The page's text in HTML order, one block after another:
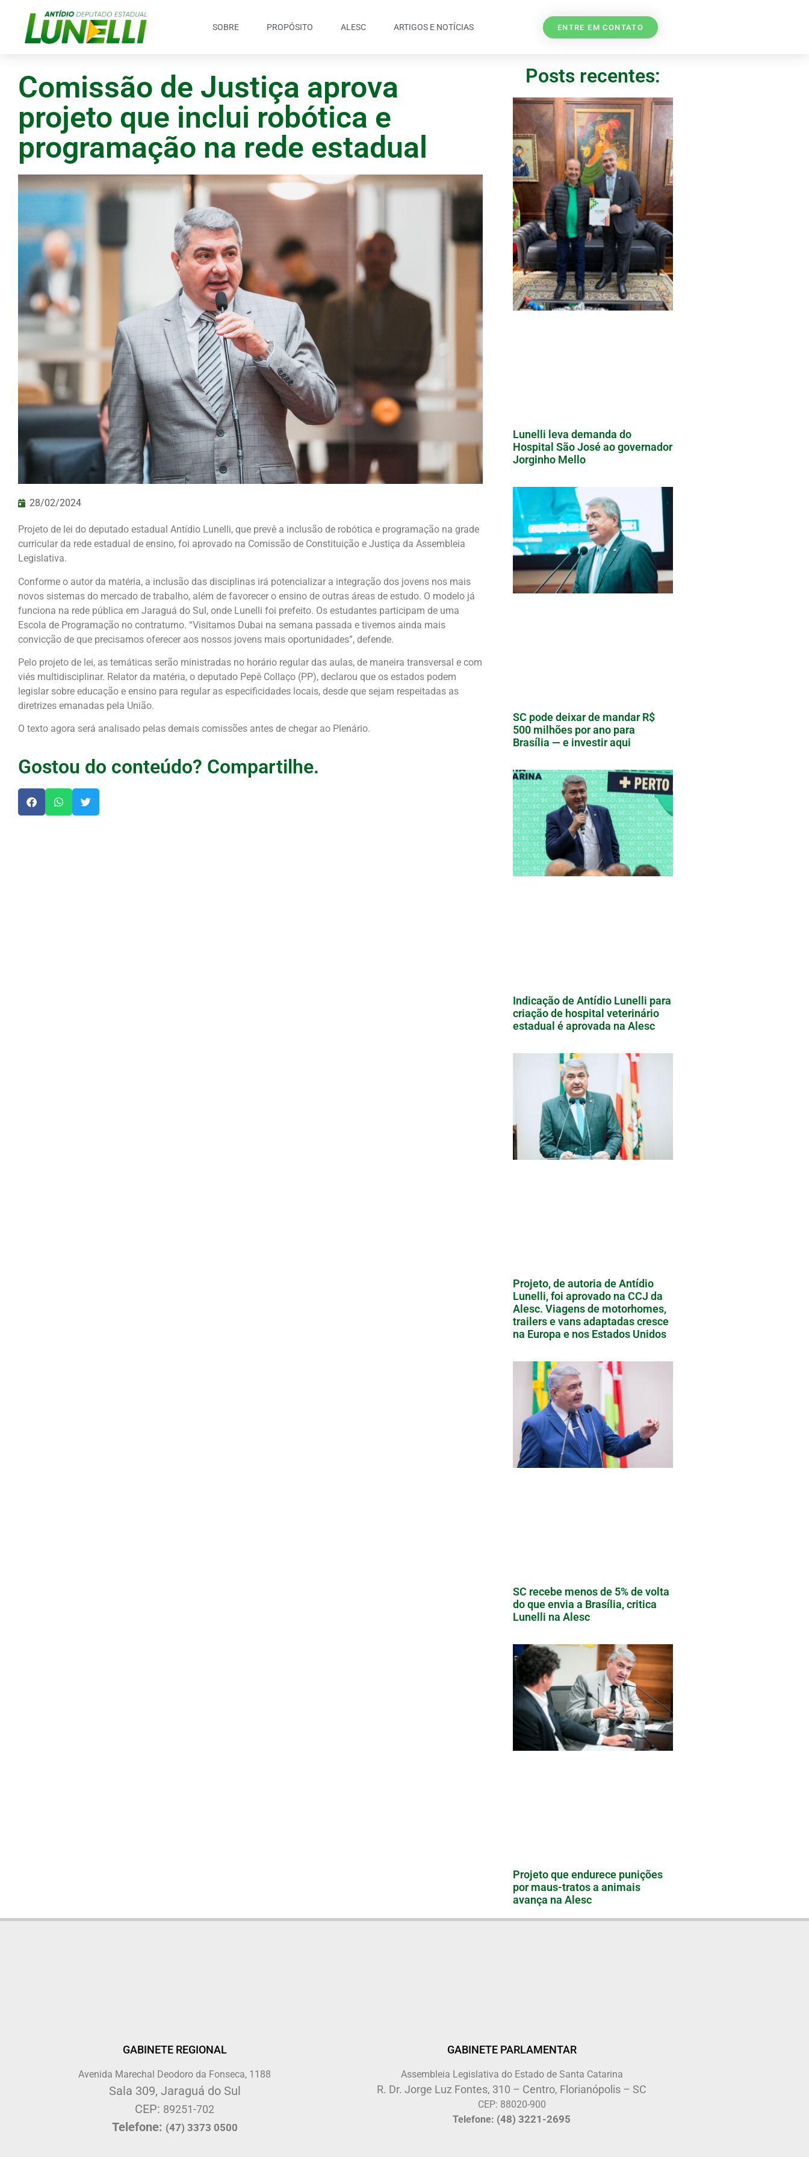
SOBRE PROPÓSITO ALESC ARTIGOS E NOTÍCIAS ENTRE EM CONTATO
Comissão de Justiça aprova
projeto que inclui robótica e
programação na rede estadual
28/02/2024
Projeto de lei do deputado estadual Antídio Lunelli, que prevê a inclusão de robótica e programação na grade
curricular da rede estadual de ensino, foi aprovado na Comissão de Constituição e Justiça da Assembleia
Legislativa.
Conforme o autor da matéria, a inclusão das disciplinas irá potencializar a integração dos jovens nos mais
novos sistemas do mercado de trabalho, além de favorecer o ensino de outras áreas de estudo. O modelo já
funciona na rede pública em Jaraguá do Sul, onde Lunelli foi prefeito. Os estudantes participam de uma
Escola de Programação no contraturno. “Visitamos Dubai na semana passada e tivemos ainda mais
convicção de que precisamos oferecer aos nossos jovens mais oportunidades”, defende.
Pelo projeto de lei, as temáticas serão ministradas no horário regular das aulas, de maneira transversal e com
viés multidisciplinar. Relator da matéria, o deputado Pepê Collaço (PP), declarou que os estados podem
legislar sobre educação e ensino para regular as especificidades locais, desde que sejam respeitadas as
diretrizes emanadas pela União.
O texto agora será analisado pelas demais comissões antes de chegar ao Plenário.
Gostou do conteúdo? Compartilhe.
Posts recentes:
Lunelli leva demanda do
Hospital São José ao governador
Jorginho Mello
SC pode deixar de mandar R$
500 milhões por ano para
Brasília — e investir aqui
Indicação de Antídio Lunelli para
criação de hospital veterinário
estadual é aprovada na Alesc
Projeto, de autoria de Antídio
Lunelli, foi aprovado na CCJ da
Alesc. Viagens de motorhomes,
trailers e vans adaptadas cresce
na Europa e nos Estados Unidos
SC recebe menos de 5% de volta
do que envia a Brasília, critica
Lunelli na Alesc
Projeto que endurece punições
por maus-tratos a animais
avança na Alesc
GABINETE REGIONAL
Avenida Marechal Deodoro da Fonseca, 1188
Sala 309, Jaraguá do Sul
CEP: 89251-702
Telefone: (47) 3373 0500
GABINETE PARLAMENTAR
Assembleia Legislativa do Estado de Santa Catarina
R. Dr. Jorge Luz Fontes, 310 – Centro, Florianópolis – SC
CEP: 88020-900
Telefone: (48) 3221-2695